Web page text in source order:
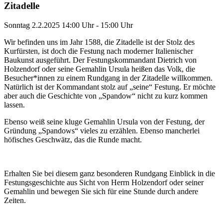
Zitadelle
Sonntag 2.2.2025 14:00 Uhr - 15:00 Uhr
Wir befinden uns im Jahr 1588, die Zitadelle ist der Stolz des
Kurfürsten, ist doch die Festung nach moderner Italienischer
Baukunst ausgeführt. Der Festungskommandant Dietrich von
Holzendorf oder seine Gemahlin Ursula heißen das Volk, die
Besucher*innen zu einem Rundgang in der Zitadelle willkommen.
Natürlich ist der Kommandant stolz auf „seine“ Festung. Er möchte
aber auch die Geschichte von „Spandow“ nicht zu kurz kommen
lassen.
Ebenso weiß seine kluge Gemahlin Ursula von der Festung, der
Gründung „Spandows“ vieles zu erzählen. Ebenso mancherlei
höfisches Geschwätz, das die Runde macht.
Erhalten Sie bei diesem ganz besonderen Rundgang Einblick in die
Festungsgeschichte aus Sicht von Herrn Holzendorf oder seiner
Gemahlin und bewegen Sie sich für eine Stunde durch andere
Zeiten.